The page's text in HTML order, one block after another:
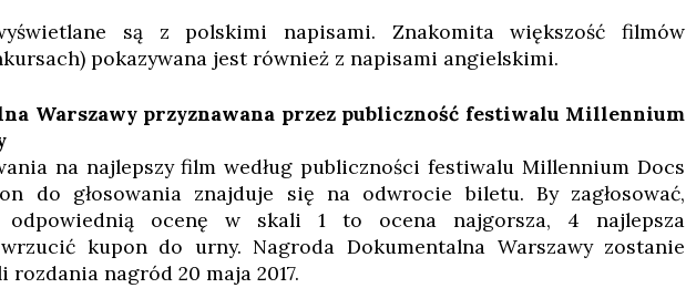
są z polskimi napisami. Znakomita większość filmów
pokazywana jest również z napisami angielskimi.
Warszawy przyznawana przez publiczność festiwalu Millennium
na najlepszy film według publiczności festiwalu Millennium Docs
do głosowania znajduje się na odwrocie biletu. By zagłosować,
odpowiednią ocenę w skali 1 to ocena najgorsza, 4 najlepsza
kupon do urny. Nagroda Dokumentalna Warszawy zostanie
nagród 20 maja 2017.